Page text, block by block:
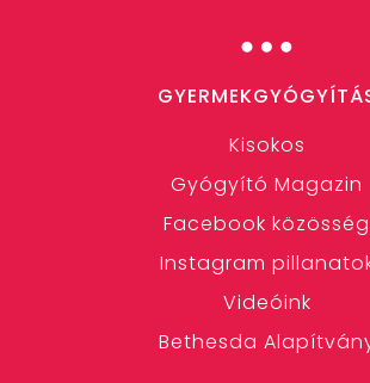
…
Kisokos
Gyógyító Magazin
Facebook közösség
Instagram
Videóink
Bethesda